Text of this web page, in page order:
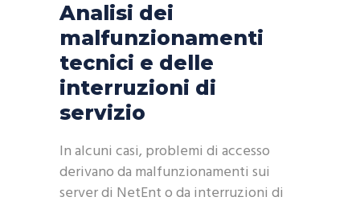
Analisi dei
malfunzionamenti
tecnici e delle
interruzioni di
servizio
In alcuni casi, problemi di accesso
derivano da malfunzionamenti sui
server di NetEnt o da interruzioni di